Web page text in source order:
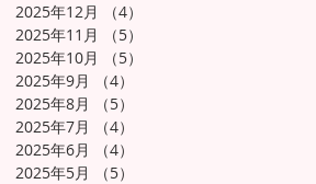
2025年12月
（4）
2025年11月
（5）
2025年10月
（5）
2025年9月
（4）
2025年8月
（5）
2025年7月
（4）
2025年6月
（4）
2025年5月
（5）